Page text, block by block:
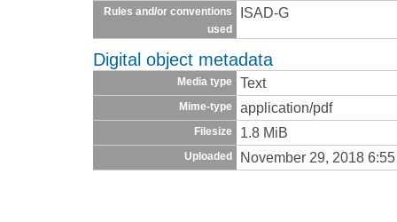
Rules and/or conventions
used
ISAD-G
Digital object metadata
Media type Text
Mime-type application/pdf
Filesize 1.8 MiB
Uploaded November 29, 2018